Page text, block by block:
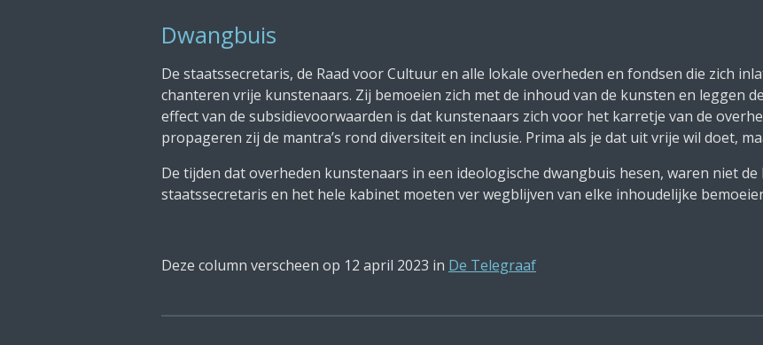
Dwangbuis
De staatssecretaris, de Raad voor Cultuur en alle lokale overheden en fondsen die zich
chanteren vrije kunstenaars. Zij bemoeien zich met de inhoud van de kunsten en leggen
effect van de subsidievoorwaarden is dat kunstenaars zich voor het karretje van de
propageren zij de mantra’s rond diversiteit en inclusie. Prima als je dat uit vrije wil doet,
De tijden dat overheden kunstenaars in een ideologische dwangbuis hesen, waren niet
staatssecretaris en het hele kabinet moeten ver wegblijven van elke inhoudelijke
Deze column verscheen op 12 april 2023 in De Telegraaf